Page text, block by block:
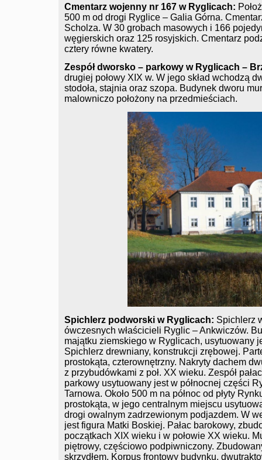
Cmentarz wojenny nr 167 w Ryglicach:
500 m od drogi Ryglice – Galia Górna.
Scholza. W 30 grobach masowych i 166
węgierskich oraz 125 rosyjskich. Cmentarz
cztery równe kwatery.
Zespół dworsko – parkowy w Ryglicach –
drugiej połowy XIX w. W jego skład wchodzą
stodoła, stajnia oraz szopa. Budynek dworu
malowniczo położony na przedmieściach.
Spichlerz podworski w Ryglicach: Spichlerz
ówczesnych właścicieli Ryglic – Ankwiczów.
majątku ziemskiego w Ryglicach, usytuowany
Spichlerz drewniany, konstrukcji zrębowej.
prostokąta, czterownętrzny. Nakryty dachem
z przybudówkami z poł. XX wieku. Zespół
parkowy usytuowany jest w północnej części
Tarnowa. Około 500 m na północ od płyty
prostokąta, w jego centralnym miejscu
drogi owalnym zadrzewionym podjazdem. W
jest figura Matki Boskiej. Pałac barokowy,
początkach XIX wieku i w połowie XX wieku.
piętrowy, częściowo podpiwniczony.
skrzydłem. Korpus frontowy budynku,